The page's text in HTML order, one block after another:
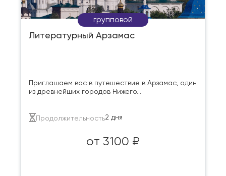
групповой
Литературный Арзамас
Приглашаем вас в путешествие в Арзамас, один
из древнейших городов Нижего...
Продолжительность2 дня
от 3100 ₽